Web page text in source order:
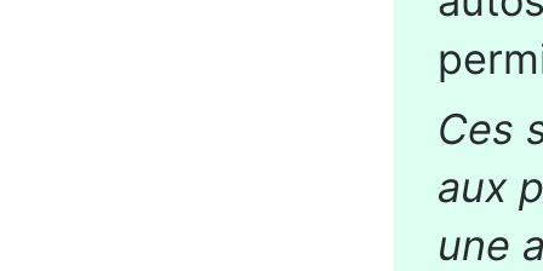
Ces
aux
une